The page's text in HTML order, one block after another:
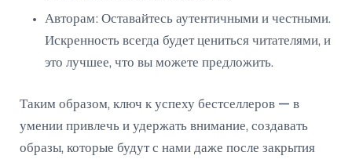
Авторам: Оставайтесь аутентичными и честными.
Искренность всегда будет цениться читателями, и
это лучшее, что вы можете предложить.
Таким образом, ключ к успеху бестселлеров — в
умении привлечь и удержать внимание, создавать
образы, которые будут с нами даже после закрытия